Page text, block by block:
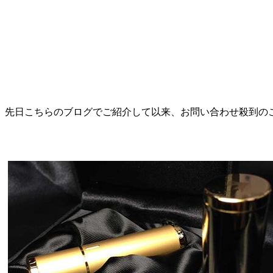
先日こちらのブログでご紹介して以来、お問い合わせ殺到の